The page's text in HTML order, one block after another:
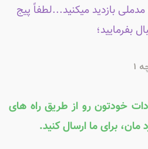
بازدید میکنید...لطفاً پیج
بفرمایید؛
1
خودتون رو از طریق راه های
برای ما ارسال کنید.